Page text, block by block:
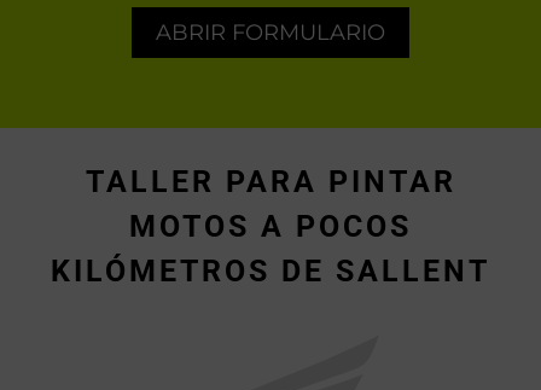
ABRIR FORMULARIO
TALLER PARA PINTAR
MOTOS A POCOS
KILÓMETROS DE SALLENT